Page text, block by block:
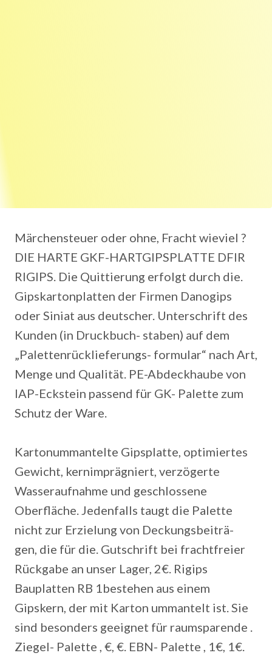
Märchensteuer oder ohne, Fracht wieviel ?
DIE HARTE GKF-HARTGIPSPLATTE DFIR
RIGIPS. Die Quittierung erfolgt durch die.
Gipskartonplatten der Firmen Danogips
oder Siniat aus deutscher. Unterschrift des
Kunden (in Druckbuch- staben) auf dem
„Palettenrücklieferungs- formular“ nach Art,
Menge und Qualität. PE-Abdeckhaube von
IAP-Eckstein passend für GK- Palette zum
Schutz der Ware.
Kartonummantelte Gipsplatte, optimiertes
Gewicht, kernimprägniert, verzögerte
Wasseraufnahme und geschlossene
Oberfläche. Jedenfalls taugt die Palette
nicht zur Erzielung von Deckungsbeiträ-
gen, die für die. Gutschrift bei frachtfreier
Rückgabe an unser Lager, 2€. Rigips
Bauplatten RB 1bestehen aus einem
Gipskern, der mit Karton ummantelt ist. Sie
sind besonders geeignet für raumsparende .
Ziegel- Palette , €, €. EBN- Palette , 1€, 1€.